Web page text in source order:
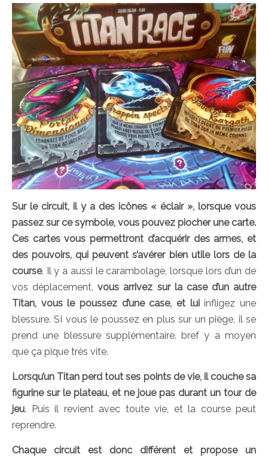
Sur le circuit, il y a des icônes « éclair », lorsque vous
passez sur ce symbole, vous pouvez piocher une carte.
Ces cartes vous permettront d’acquérir des armes, et
des pouvoirs, qui peuvent s’avérer bien utile lors de la
course. Il y a aussi le carambolage, lorsque lors d’un de
vos déplacement,vous arrivez sur la case d’un autre
Titan, vous le poussez d’une case, et luiinfligez une
blessure. SI vous le poussez en plus sur un piège, il se
prend une blessure supplémentaire. bref y a moyen
que ça pique très vite.
Lorsqu’un Titan perd tout ses points de vie, il couche sa
figurine sur le plateau, et ne joue pas durant un tour de
jeu. Puis il revient avec toute vie, et la course peut
reprendre.
Chaque circuit est donc différent et propose un